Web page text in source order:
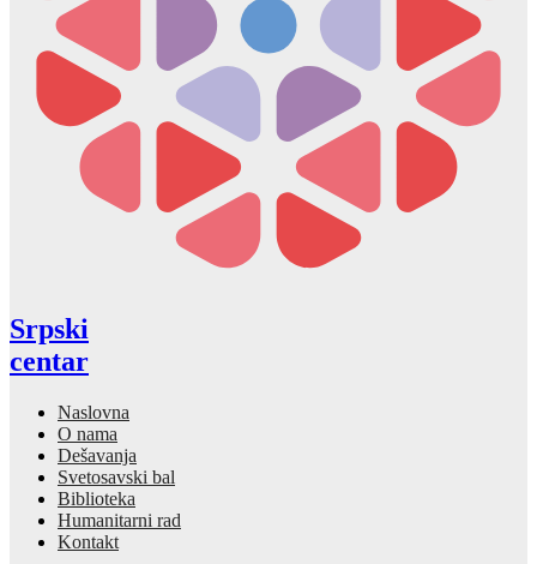
Srpski
centar
Naslovna
O nama
Dešavanja
Svetosavski bal
Biblioteka
Humanitarni rad
Kontakt